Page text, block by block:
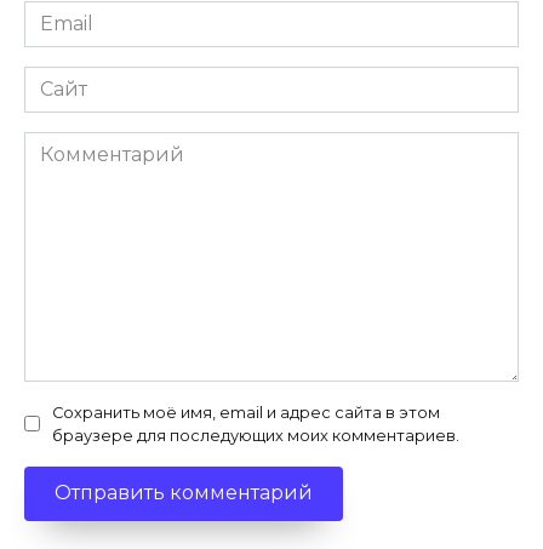
Email
Сайт
Комментарий
Сохранить моё имя, email и адрес сайта в этом
браузере для последующих моих комментариев.